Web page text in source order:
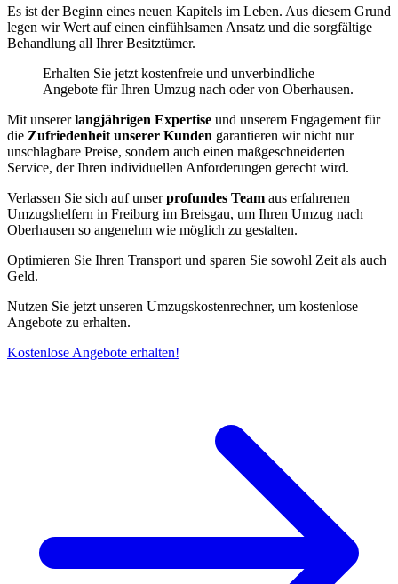
Es ist der Beginn eines neuen Kapitels im Leben. Aus diesem Grund
legen wir Wert auf einen einfühlsamen Ansatz und die sorgfältige
Behandlung all Ihrer Besitztümer.
Erhalten Sie jetzt kostenfreie und unverbindliche
Angebote für Ihren Umzug nach oder von Oberhausen.
Mit unsererlangjährigen Expertise und unserem Engagement für
die Zufriedenheit unserer Kunden garantieren wir nicht nur
unschlagbare Preise, sondern auch einen maßgeschneiderten
Service, der Ihren individuellen Anforderungen gerecht wird.
Verlassen Sie sich auf unserprofundes Team aus erfahrenen
Umzugshelfern in Freiburg im Breisgau, um Ihren Umzug nach
Oberhausen so angenehm wie möglich zu gestalten.
Optimieren Sie Ihren Transport und sparen Sie sowohl Zeit als auch
Geld.
Nutzen Sie jetzt unseren Umzugskostenrechner, um kostenlose
Angebote zu erhalten.
Kostenlose Angebote erhalten!